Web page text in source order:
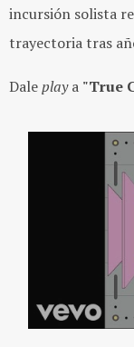
incursión solista
trayectoria tras
Daleplaya "True